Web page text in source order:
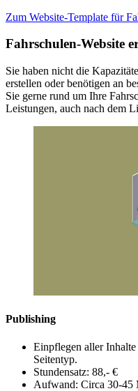
Zum Website-Template für
Fahrschulen-Website
Sie haben nicht die
erstellen oder benötigen an
Sie gerne rund um Ihre
Leistungen, auch nach dem
Publishing
Einpflegen aller
Seitentyp.
Stundensatz: 88,- €
Aufwand: Circa 30-45